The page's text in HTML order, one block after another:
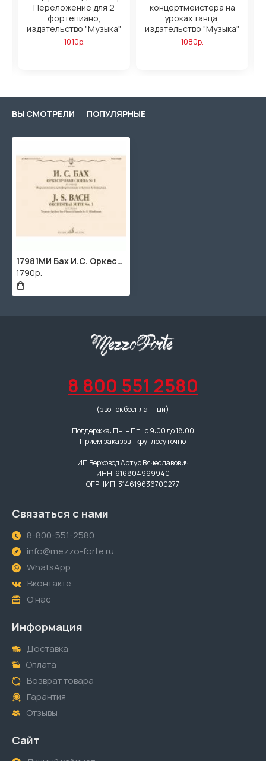
Переложение для 2
фортепиано,
издательство "Музыка"
1010р.
концертмейстера на
уроках танца,
издательство "Музыка"
1080р.
ВЫ СМОТРЕЛИ ПОПУЛЯРНЫЕ
17981МИ Бах И.С. Оркестровая сюита No 1 до мажор. Для фортепиано в 4 руки, издательство "Музыка"
1790р.
8 800 551 2580
(звонок бесплатный)
Поддержка: Пн. – Пт.: с 9:00 до 18:00
Прием заказов - круглосуточно
ИП Верховод Артур Вячеславович
ИНН: 616804999940
ОГРНИП: 314619636700277
Связаться с нами
8-800-551-2580
info@mezzo-forte.ru
WhatsApp
Вконтакте
О нас
Информация
Доставка
Оплата
Возврат товара
Гарантия
Отзывы
Сайт